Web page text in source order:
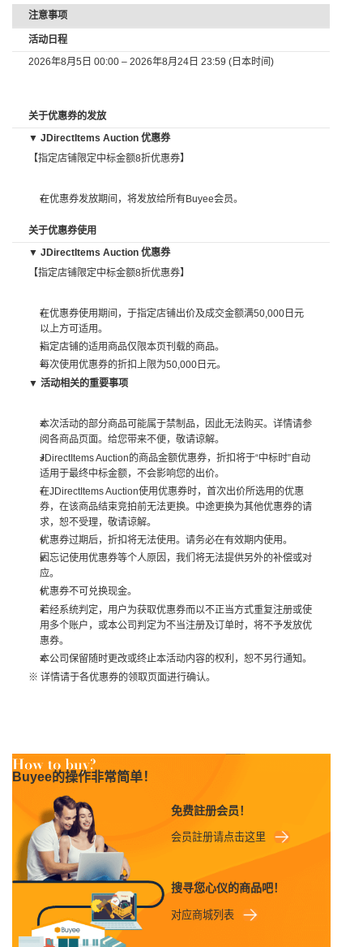
注意事项
活动日程
2026年8月5日 00:00 – 2026年8月24日 23:59 (日本时间)
关于优惠券的发放
▼ JDirectItems Auction 优惠券
【指定店铺限定中标金额8折优惠券】
在优惠券发放期间，将发放给所有Buyee会员。
关于优惠券使用
▼ JDirectItems Auction 优惠券
【指定店铺限定中标金额8折优惠券】
在优惠券使用期间，于指定店铺出价及成交金额满50,000日元
以上方可适用。
指定店铺的适用商品仅限本页刊载的商品。
每次使用优惠券的折扣上限为50,000日元。
▼ 活动相关的重要事项
本次活动的部分商品可能属于禁制品，因此无法购买。详情请参
阅各商品页面。给您带来不便，敬请谅解。
JDirectItems Auction的商品金额优惠券，折扣将于“中标时”自动
适用于最终中标金额，不会影响您的出价。
在JDirectItems Auction使用优惠券时，首次出价所选用的优惠
券，在该商品结束竞拍前无法更换。中途更换为其他优惠券的请
求，恕不受理，敬请谅解。
优惠券过期后，折扣将无法使用。请务必在有效期内使用。
因忘记使用优惠券等个人原因，我们将无法提供另外的补偿或对
应。
优惠券不可兑换现金。
若经系统判定，用户为获取优惠券而以不正当方式重复注册或使
用多个账户，或本公司判定为不当注册及订单时，将不予发放优
惠券。
本公司保留随时更改或终止本活动内容的权利，恕不另行通知。
※ 详情请于各优惠券的领取页面进行确认。
Buyee的操作非常简单！
免费註册会员！
会员註册请点击这里
搜寻您心仪的商品吧！
对应商城列表